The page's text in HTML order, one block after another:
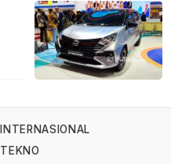
INTERNASIONAL
TEKNO